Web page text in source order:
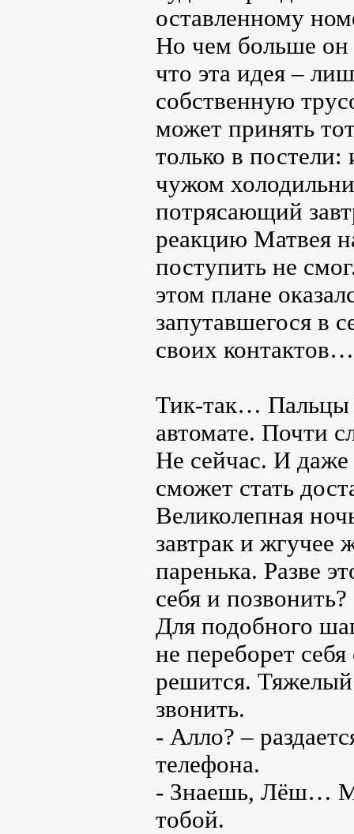
оставленному
Но чем больше он
что эта идея –
собственную
может принять
только в
чужом
потрясающий
реакцию Матвея
поступить не
этом плане
запутавшегося в
своих контактов…
Тик-так… Пальцы
автомате. Почти
Не сейчас. И
сможет стать
Великолепная
завтрак и жгучее
паренька. Разве
себя и позвонить?
Для подобного
не переборет
решится.
звонить.
- Алло? –
телефона.
- Знаешь, Лёш…
тобой.